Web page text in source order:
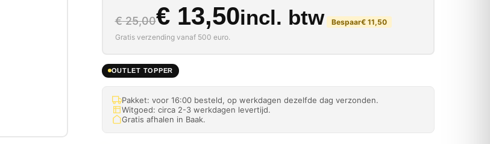
€25,00
Oorspronkelijke prijs was: €
€13,50
Huidige prijs is: € 13,50.
incl. btw Bespaar€11,50
Gratis verzending vanaf 500 euro.
OUTLET TOPPER
Pakket: voor 16:00 besteld, op werkdagen dezelfde dag verzonden.
Witgoed: circa 2-3 werkdagen levertijd.
Gratis afhalen in Baak.